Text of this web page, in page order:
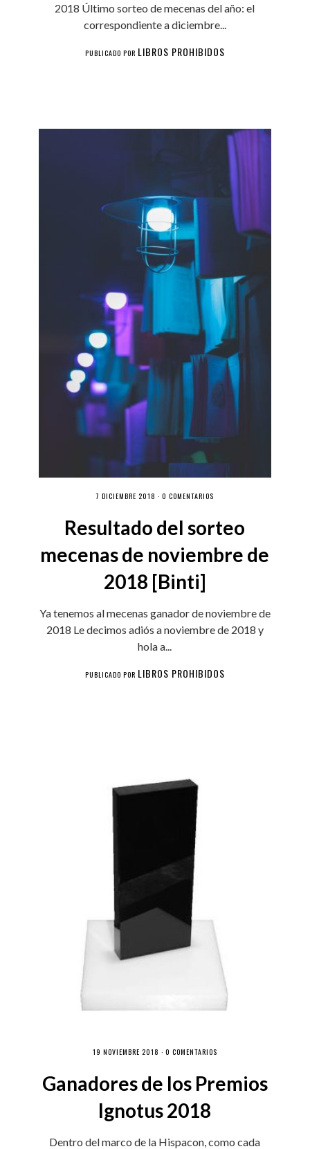
2018 Último sorteo de mecenas del año: el
correspondiente a diciembre...
PUBLICADO POR LIBROS PROHIBIDOS
7 DICIEMBRE 2018 · 0 COMENTARIOS
Resultado del sorteo
mecenas de noviembre de
2018 [Binti]
Ya tenemos al mecenas ganador de noviembre de
2018 Le decimos adiós a noviembre de 2018 y
hola a...
PUBLICADO POR LIBROS PROHIBIDOS
19 NOVIEMBRE 2018 · 0 COMENTARIOS
Ganadores de los Premios
Ignotus 2018
Dentro del marco de la Hispacon, como cada